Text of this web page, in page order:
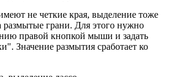
не четкие края, выделение тоже
размытые грани. Для этого нужно
правой кнопкой мыши и задать
Значение размытия сработает ко